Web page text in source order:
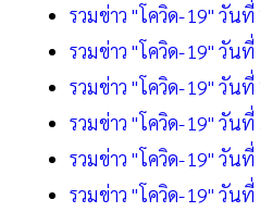
รวมข่าว "โควิด-19" วัน
รวมข่าว "โควิด-19" วัน
รวมข่าว "โควิด-19" วัน
รวมข่าว "โควิด-19" วัน
รวมข่าว "โควิด-19" วัน
รวมข่าว "โควิด-19" วัน